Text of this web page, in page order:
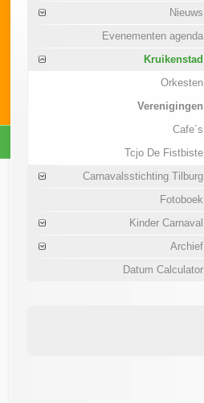
Nieuws
Evenementen agenda
Kruikenstad
Orkesten
Verenigingen
Cafe´s
Tcjo De Fistbiste
Carnavalsstichting Tilburg
Fotoboek
Kinder Carnaval
Archief
Datum Calculator